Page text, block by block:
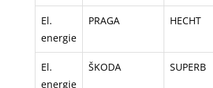
El.
energie
PRAGA HECHT
El.
energie
ŠKODA SUPERB